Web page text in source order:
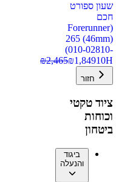
שעון ספורט
חכם
(Forerunner
265 (46mm)
(010-02810-
10H
₪1,849
₪2,465
חזור
ציוד טקטי
וכוחות
ביטחון
ביגוד
והנעלה